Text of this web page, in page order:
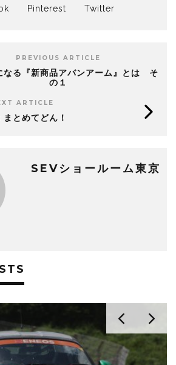
Pinterest Twitter
PREVIOUS ARTICLE
なる『新商品アバンアーム』とは そ
の１
ARTICLE
まとめてどん！
SEVショールーム東京